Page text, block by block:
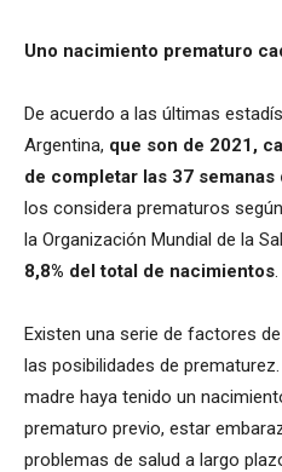
Uno nacimiento prematuro
De acuerdo a las últimas
Argentina, que son de 2021,
de completar las 37 semanas
los considera prematuros
la Organización Mundial de la
8,8% del total de nacimientos.
Existen una serie de factores
las posibilidades de
madre haya tenido un
prematuro previo, estar
problemas de salud a largo